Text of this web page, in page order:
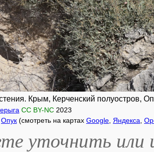
Крым, Керченский полуостров,
CC BY-NC 2023
Опук (смотреть на картах Google Яндекса
уточнить или